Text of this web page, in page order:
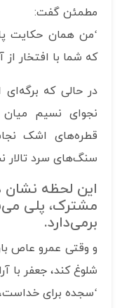
مطمئن گفت:
‘من همان حکایت
که شما با افتخار از
در حالی که
نجوای نسیم
قطره‌های اشک
سنگ‌های سرد
این لحظه نشان
مشترک، پلی
بر‌می‌دارد.
و وقتی عمرو عاص
شلوغ کند، جعفر
‘سجده برای خداست،